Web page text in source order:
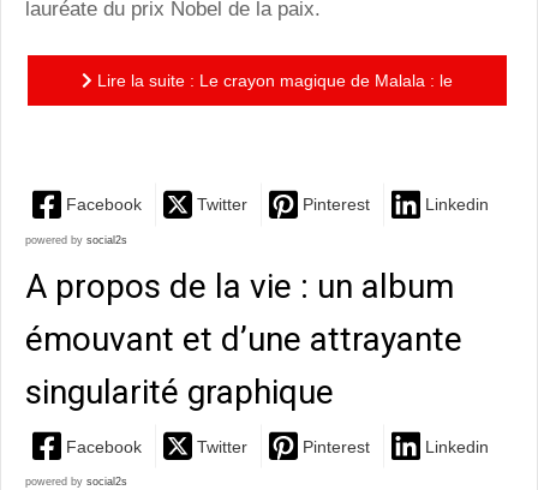
lauréate du prix Nobel de la paix.
Lire la suite : Le crayon magique de Malala : le
Facebook Twitter Pinterest Linkedin
powered by social2s
A propos de la vie : un album
émouvant et d’une attrayante
singularité graphique
Facebook Twitter Pinterest Linkedin
powered by social2s